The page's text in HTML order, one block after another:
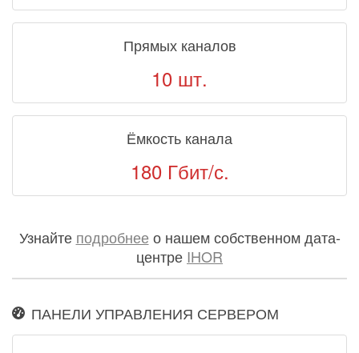
Прямых каналов
10 шт.
Ёмкость канала
180 Гбит/с.
Узнайте подробнеео нашем собственном дата-
центре IHOR
ПАНЕЛИ УПРАВЛЕНИЯ СЕРВЕРОМ